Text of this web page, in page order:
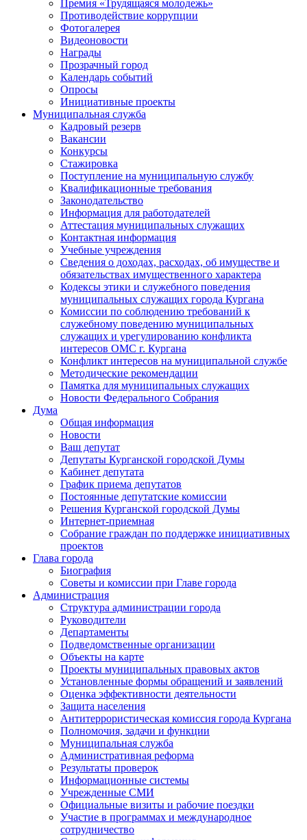
Премия «Трудящаяся молодежь»
Противодействие коррупции
Фотогалерея
Видеоновости
Награды
Прозрачный город
Календарь событий
Опросы
Инициативные проекты
Муниципальная служба
Кадровый резерв
Вакансии
Конкурсы
Стажировка
Поступление на муниципальную службу
Квалификационные требования
Законодательство
Информация для работодателей
Аттестация муниципальных служащих
Контактная информация
Учебные учреждения
Сведения о доходах, расходах, об имуществе и
обязательствах имущественного характера
Кодексы этики и служебного поведения
муниципальных служащих города Кургана
Комиссии по соблюдению требований к
служебному поведению муниципальных
служащих и урегулированию конфликта
интересов ОМС г. Кургана
Конфликт интересов на муниципальной службе
Методические рекомендации
Памятка для муниципальных служащих
Новости Федерального Cобрания
Дума
Общая информация
Новости
Ваш депутат
Депутаты Курганской городской Думы
Кабинет депутата
График приема депутатов
Постоянные депутатские комиссии
Решения Курганской городской Думы
Интернет-приемная
Собрание граждан по поддержке инициативных
проектов
Глава города
Биография
Советы и комиссии при Главе города
Администрация
Структура администрации города
Руководители
Департаменты
Подведомственные организации
Объекты на карте
Проекты муниципальных правовых актов
Установленные формы обращений и заявлений
Оценка эффективности деятельности
Защита населения
Антитеррористическая комиссия города Кургана
Полномочия, задачи и функции
Муниципальная служба
Административная реформа
Результаты проверок
Информационные системы
Учрежденные СМИ
Официальные визиты и рабочие поездки
Участие в программах и международное
сотрудничество